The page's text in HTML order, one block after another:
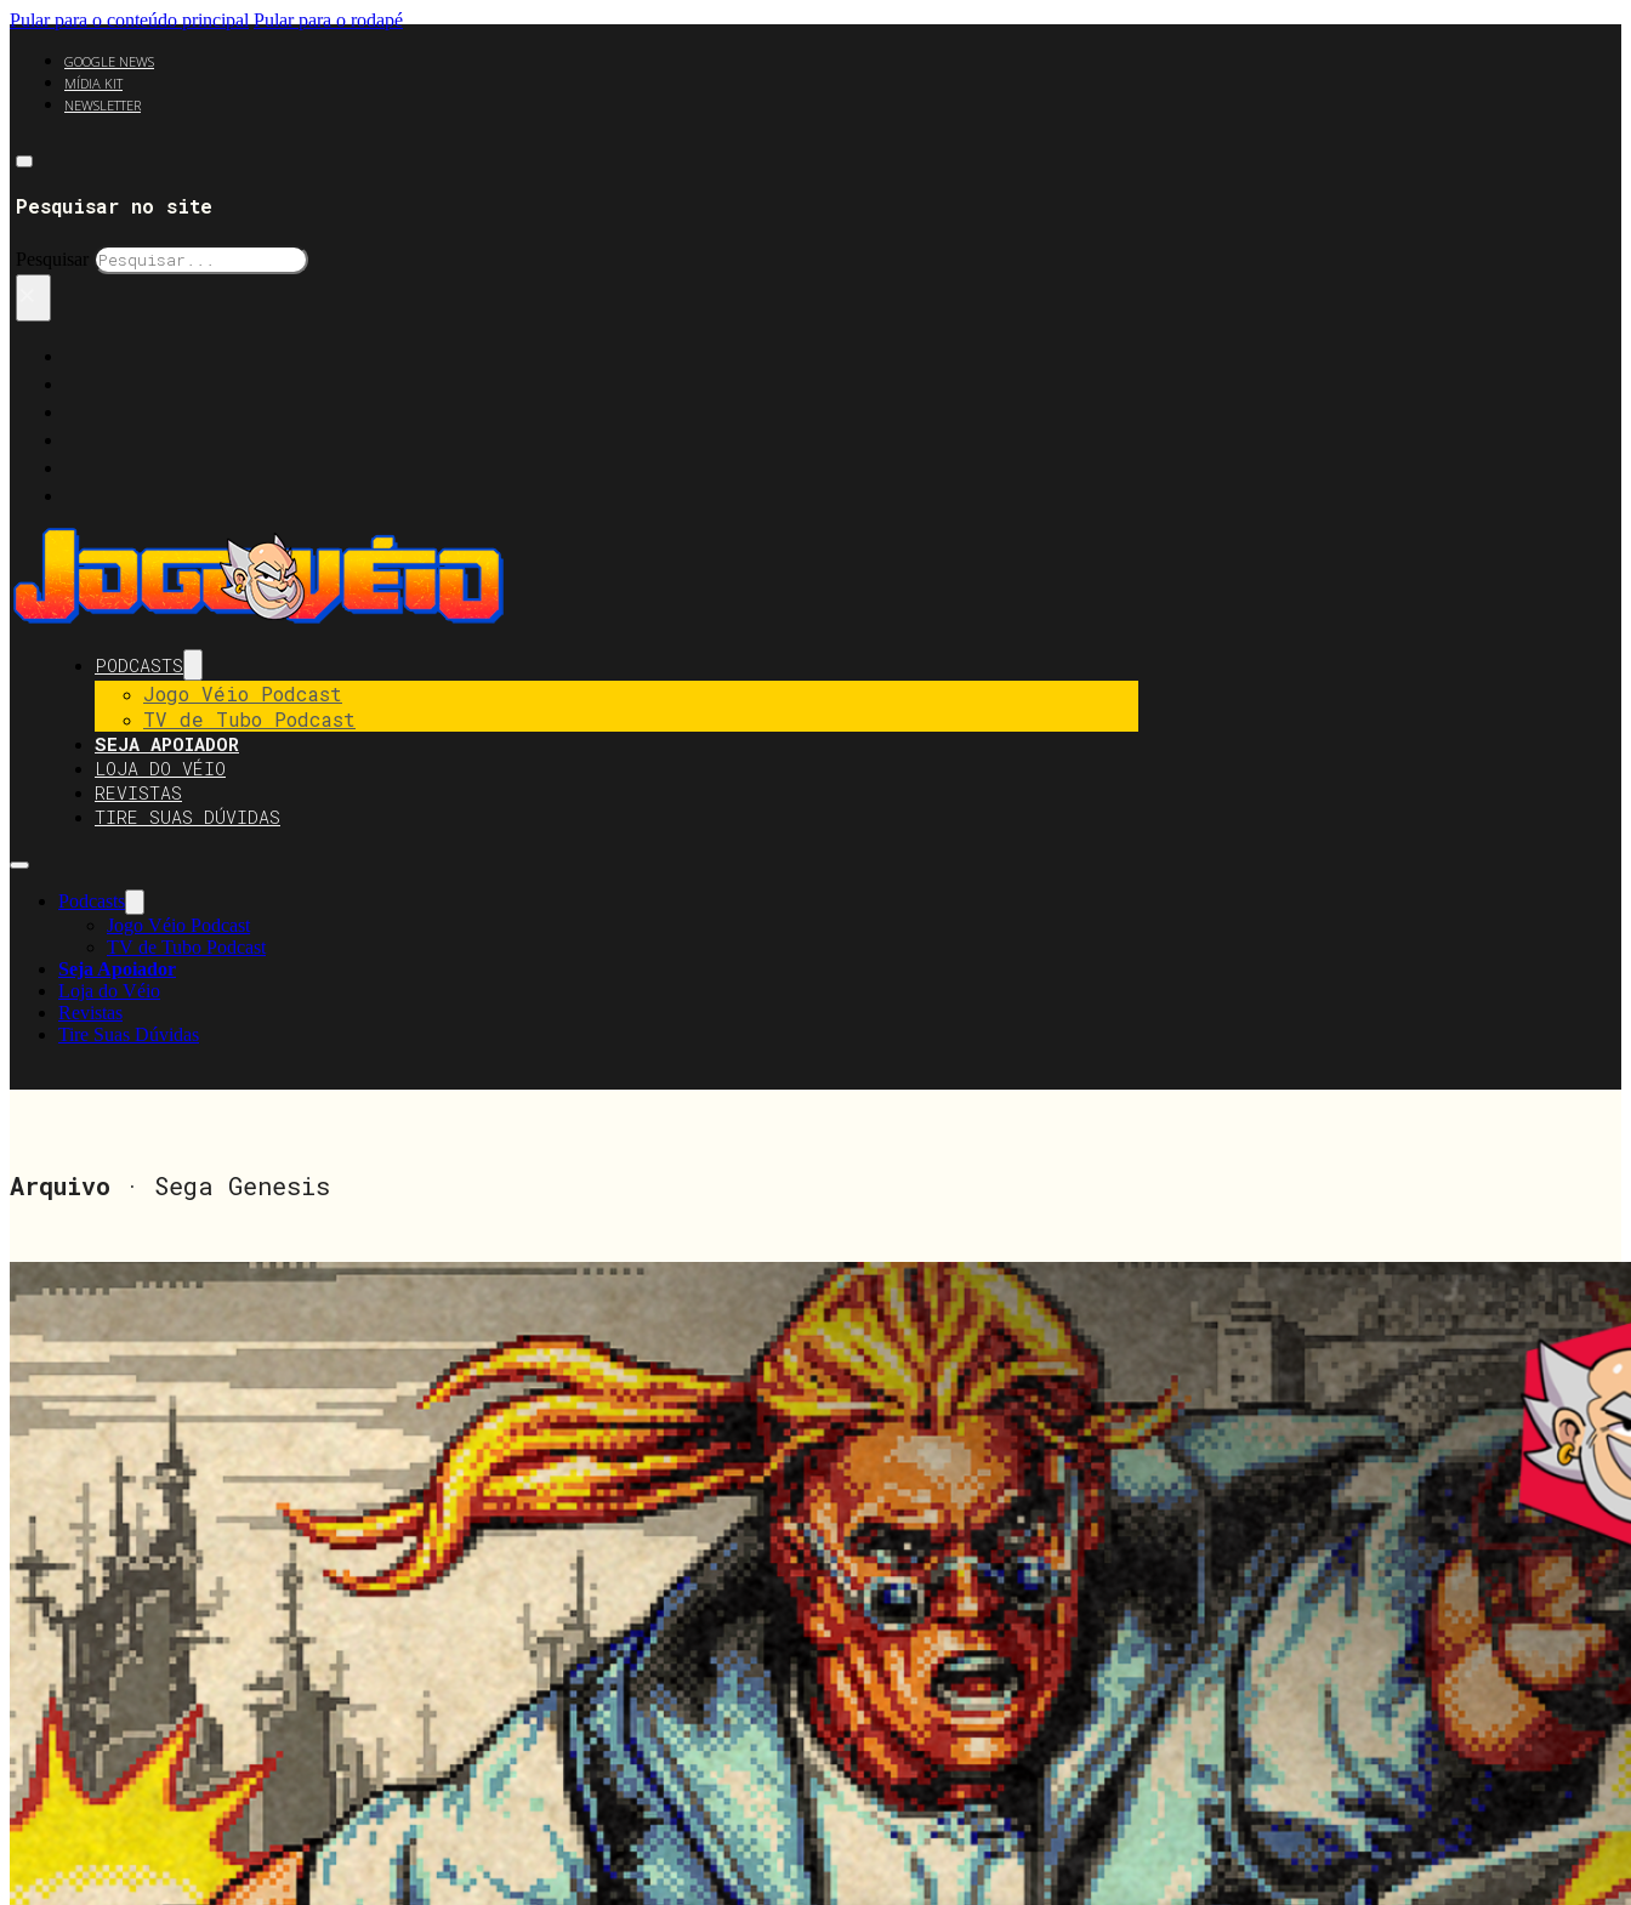
Pular para o conteúdo principal Pular para o rodapé
GOOGLE NEWS
MÍDIA KIT
NEWSLETTER
Pesquisar no site
Pesquisar
PODCASTS
Jogo Véio Podcast
TV de Tubo Podcast
SEJA APOIADOR
LOJA DO VÉIO
REVISTAS
TIRE SUAS DÚVIDAS
Podcasts
Jogo Véio Podcast
TV de Tubo Podcast
Seja Apoiador
Loja do Véio
Revistas
Tire Suas Dúvidas
Arquivo · Sega Genesis